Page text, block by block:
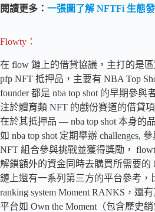
閱讀更多： 一張圖了解 NFTFi 生態
Flowty：
在 flow 鏈上的借貸協議，主打的是
pfp NFT 抵押品，主要有 NBA Top
founder 都是 nba top shot 的早期參與
注於體育類 NFT 的戲份賽道的借貸
在於其抵押品 — nba top shot 本身的
如 nba top shot 定期舉辦 challenges,
NFT 組合參與挑戰並獲得獎勵，
解鎖額外的資金同時去購買所需要的
鏈上還有一系列第三方的平台參考，
ranking system Moment RANKS，還
平台如 Own the Moment（包含歷史